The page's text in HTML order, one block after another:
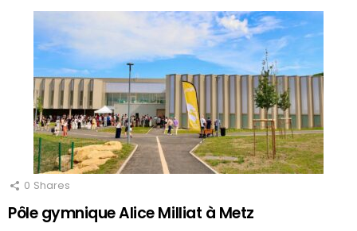
0 Shares
Pôle gymnique Alice Milliat à Metz